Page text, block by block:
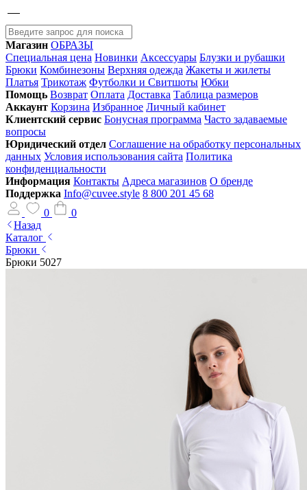
Магазин ОБРАЗЫ
Специальная цена Новинки Аксессуары Блузки и рубашки
Брюки Комбинезоны Верхняя одежда Жакеты и жилеты
Платья Трикотаж Футболки и Свитшоты Юбки
Помощь Возврат Оплата Доставка Таблица размеров
Аккаунт Корзина Избранное Личный кабинет
Клиентский сервис Бонусная программа Часто задаваемые
вопросы
Юридический отдел Соглашение на обработку персональных
данных Условия использования сайта Политика
конфиденциальности
Информация Контакты Адреса магазинов О бренде
Поддержка Info@cuvee.style 8 800 201 45 68
0
0
Назад
Каталог
Брюки
Брюки 5027